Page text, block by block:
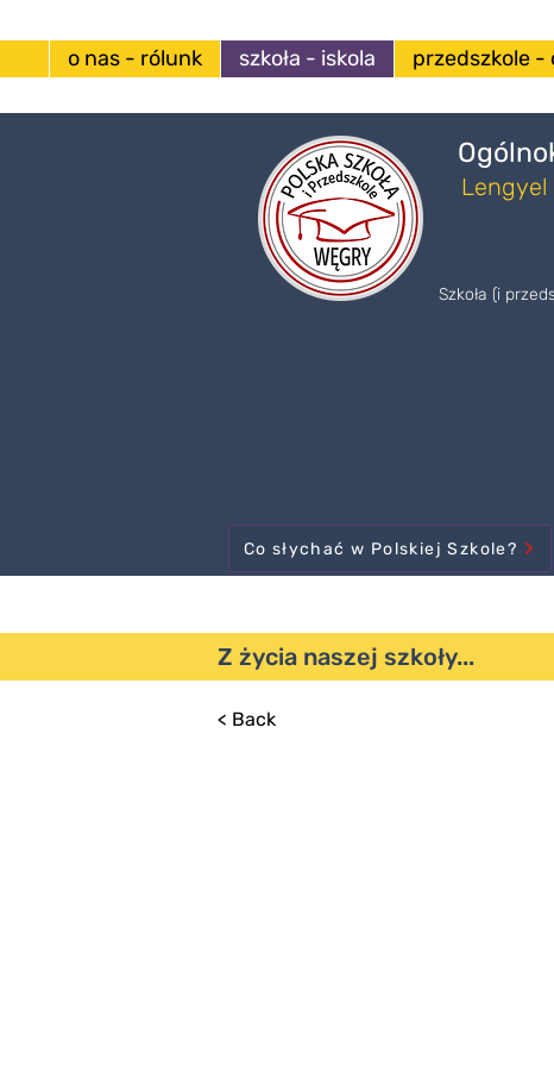
o nas - rólunk szkoła - iskola przedszkole -
Z życia naszej szkoły...
< Back
Szkoła (i
Co słychać w Polskiej Szkole?
Lengyel